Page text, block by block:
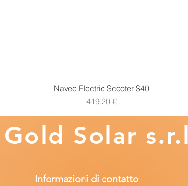
Vista rapida
Navee Electric Scooter S40
Prezzo
419,20 €
Gold Solar s.r.l
Informazioni di contatto